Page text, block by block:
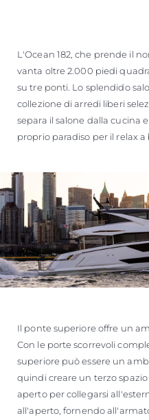
L'Ocean 182, che prende il
vanta oltre 2.000 piedi
su tre ponti. Lo splendido
collezione di arredi liberi
separa il salone dalla cucina
proprio paradiso per il relax a
Il ponte superiore offre un
Con le porte scorrevoli
superiore può essere un
quindi creare un terzo
aperto per collegarsi
all'aperto, fornendo